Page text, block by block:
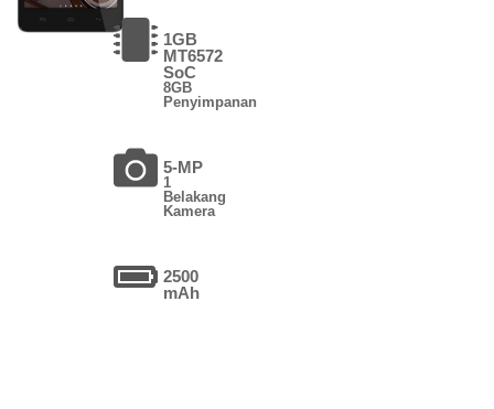
1GB
MT6572
SoC
8GB
Penyimpanan
5-MP
1
Belakang
Kamera
2500
mAh